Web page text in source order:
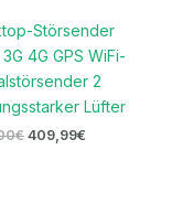
Störsender
3G 4G GPS WiFi-
2
Lüfter
€ 409,99€